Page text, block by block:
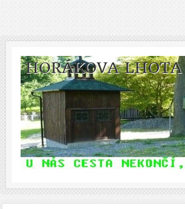
HORÁKOVA LHOTA